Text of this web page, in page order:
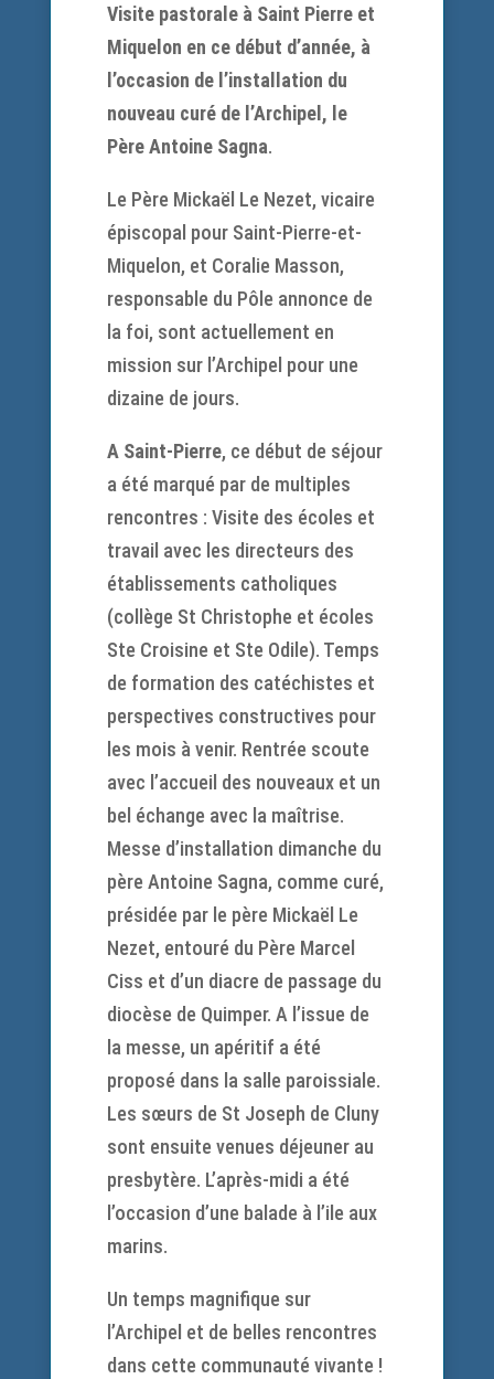
Visite pastorale à Saint Pierre et
Miquelon en ce début d’année, à
l’occasion de l’installation du
nouveau curé de l’Archipel, le
Père Antoine Sagna.
Le Père Mickaël Le Nezet, vicaire
épiscopal pour Saint-Pierre-et-
Miquelon, et Coralie Masson,
responsable du Pôle annonce de
la foi, sont actuellement en
mission sur l’Archipel pour une
dizaine de jours.
A Saint-Pierre, ce début de séjour
a été marqué par de multiples
rencontres : Visite des écoles et
travail avec les directeurs des
établissements catholiques
(collège St Christophe et écoles
Ste Croisine et Ste Odile). Temps
de formation des catéchistes et
perspectives constructives pour
les mois à venir. Rentrée scoute
avec l’accueil des nouveaux et un
bel échange avec la maîtrise.
Messe d’installation dimanche du
père Antoine Sagna, comme curé,
présidée par le père Mickaël Le
Nezet, entouré du Père Marcel
Ciss et d’un diacre de passage du
diocèse de Quimper. A l’issue de
la messe, un apéritif a été
proposé dans la salle paroissiale.
Les sœurs de St Joseph de Cluny
sont ensuite venues déjeuner au
presbytère. L’après-midi a été
l’occasion d’une balade à l’ile aux
marins.
Un temps magnifique sur
l’Archipel et de belles rencontres
dans cette communauté vivante !